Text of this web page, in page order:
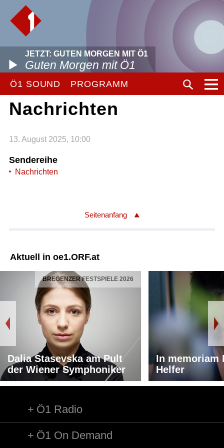
JETZT: GUTEN MORGEN MIT Ö1
Guten Morgen mit Ö1
Ö1 SOUND PROGRAMM
Nachrichten
13. August 2025, 10:00
Sendereihe
Nachrichten
Seitenanfang
Aktuell in oe1.ORF.at
BREGENZER FESTSPIELE 2026
Dalia Stasevska am Pult
der Wiener Symphoniker
In memoriam
Helfer
Ö1 Radio
Ö1 On Demand